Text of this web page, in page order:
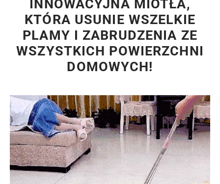
INNOWACYJNA MIOTŁA,
KTÓRA USUNIE WSZELKIE
PLAMY I ZABRUDZENIA ZE
WSZYSTKICH POWIERZCHNI
DOMOWYCH!